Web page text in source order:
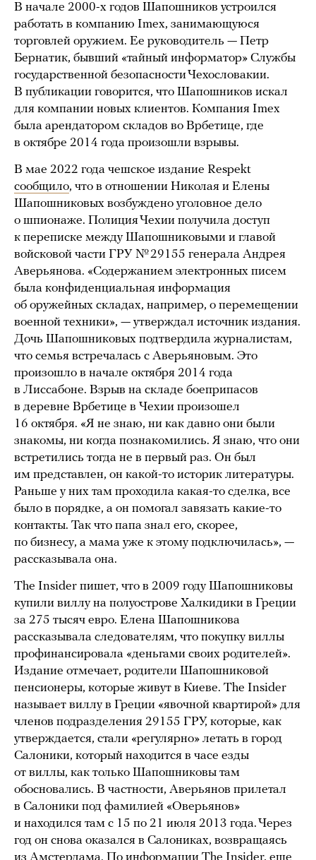
В начале 2000-х годов Шапошников устроился
работать в компанию Imex, занимающуюся
торговлей оружием. Ее руководитель — Петр
Бернатик, бывший «тайный информатор» Службы
государственной безопасности Чехословакии.
В публикации говорится, что Шапошников искал
для компании новых клиентов. Компания Imex
была арендатором складов во Врбетице, где
в октябре 2014 года произошли взрывы.
В мае 2022 года чешское издание Respekt
сообщило, что в отношении Николая и Елены
Шапошниковых возбуждено уголовное дело
о шпионаже. Полиция Чехии получила доступ
к переписке между Шапошниковыми и главой
войсковой части ГРУ № 29155 генерала Андрея
Аверьянова. «Содержанием электронных писем
была конфиденциальная информация
об оружейных складах, например, о перемещении
военной техники», — утверждал источник издания.
Дочь Шапошниковых подтвердила журналистам,
что семья встречалась с Аверьяновым. Это
произошло в начале октября 2014 года
в Лиссабоне. Взрыв на складе боеприпасов
в деревне Врбетице в Чехии произошел
16 октября. «Я не знаю, ни как давно они были
знакомы, ни когда познакомились. Я знаю, что они
встретились тогда не в первый раз. Он был
им представлен, он какой-то историк литературы.
Раньше у них там проходила какая-то сделка, все
было в порядке, а он помогал завязать какие-то
контакты. Так что папа знал его, скорее,
по бизнесу, а мама уже к этому подключилась», —
рассказывала она.
The Insider пишет, что в 2009 году Шапошниковы
купили виллу на полуострове Халкидики в Греции
за 275 тысяч евро. Елена Шапошникова
рассказывала следователям, что покупку виллы
профинансировала «деньгами своих родителей».
Издание отмечает, родители Шапошниковой
пенсионеры, которые живут в Киеве. The Insider
называет виллу в Греции «явочной квартирой» для
членов подразделения 29155 ГРУ, которые, как
утверждается, стали «регулярно» летать в город
Салоники, который находится в часе езды
от виллы, как только Шапошниковы там
обосновались. В частности, Аверьянов прилетал
в Салоники под фамилией «Оверьянов»
и находился там с 15 по 21 июля 2013 года. Через
год он снова оказался в Салониках, возвращаясь